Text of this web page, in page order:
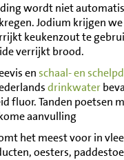
wordt niet
Jodium krijgen
keukenzout te
verrijkt brood.
enschaal- en
drinkwater
fluor. Tanden poetsen
aanvulling
het meest voor in
oesters,